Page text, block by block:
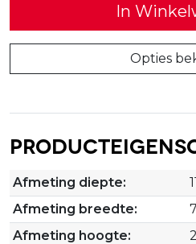
In
Opties
Afmeting diepte:
Afmeting breedte:
Afmeting hoogte: